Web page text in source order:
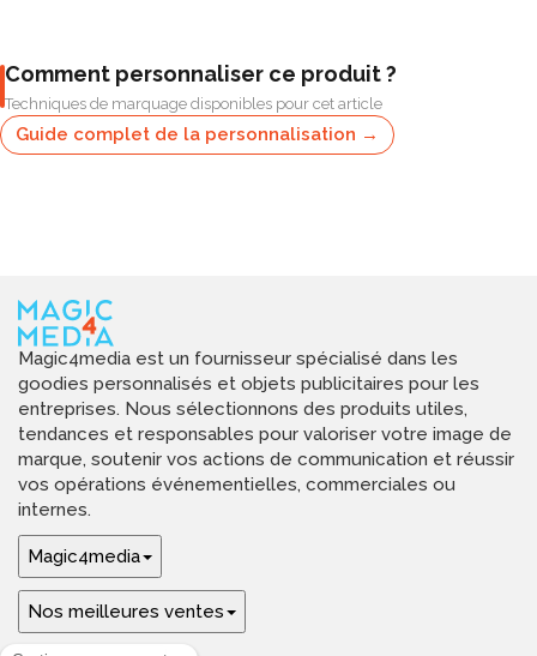
Comment personnaliser ce produit ?
Techniques de marquage disponibles pour cet article
Guide complet de la personnalisation →
Magic4media est un fournisseur spécialisé dans les
goodies personnalisés et objets publicitaires pour les
entreprises. Nous sélectionnons des produits utiles,
tendances et responsables pour valoriser votre image de
marque, soutenir vos actions de communication et réussir
vos opérations événementielles, commerciales ou
internes.
Magic4media
Nos meilleures ventes